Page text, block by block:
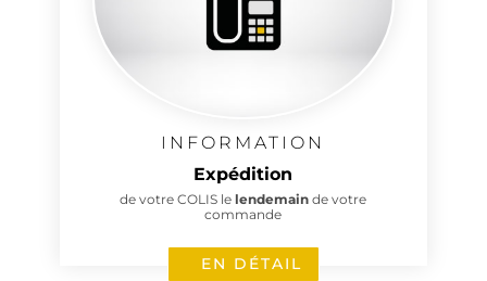
INFORMATION
Expédition
de votre COLIS lelendemainde votre
commande
EN DÉTAIL